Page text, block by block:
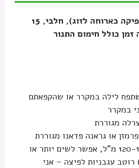
לפיצה גדולה (מספיקה כארוחה לזוג), חלבי, 15
כולל חימום התנור
שתפח לילה במקרר או שהקפאתם
במקרר
1/2 כוס בערך (120-150 מ"ל, אפשר לשים יותר או
עגבניות לפיצה – אני